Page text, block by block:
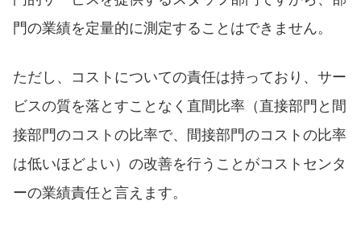
門の業績を定量的に測定することはできません。
ただし、コストについての責任は持っており、サー
ビスの質を落とすことなく直間比率（直接部門と間
接部門のコストの比率で、間接部門のコストの比率
は低いほどよい）の改善を行うことがコストセンタ
ーの業績責任と言えます。